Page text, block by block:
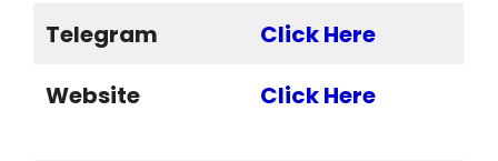
Telegram
Click Here
Website
Click Here